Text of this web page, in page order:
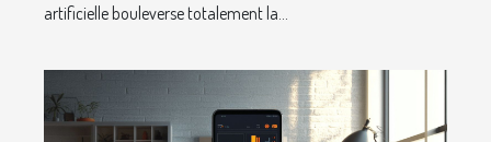
artificielle bouleverse totalement la...